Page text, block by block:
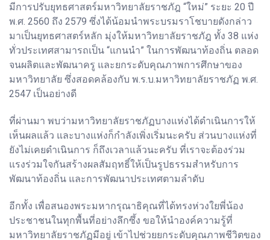
มีการปรับยุทธศาสตร์มหาวิทยาลัยราชภัฎ “ใหม่” ระยะ 20 ปี
พ.ศ. 2560 ถึง 2579 ซึ่งได้น้อมนำพระบรมราโชบายดังกล่าว
มาเป็นยุทธศาสตร์หลัก มุ่งให้มหาวิทยาลัยราชภัฎ ทั้ง 38 แห่ง
ทั่วประเทศสามารถเป็น “แกนนำ” ในการพัฒนาท้องถิ่น ตลอด
จนผลิตและพัฒนาครู และยกระดับคุณภาพการศึกษาของ
มหาวิทยาลัย ซึ่งสอดคล้องกับ พ.ร.บ.มหาวิทยาลัยราชภัฏ พ.ศ.
2547 เป็นอย่างดี
ที่ผ่านมา พบว่ามหาวิทยาลัยราชภัฏบางแห่งได้ดำเนินการให้
เห็นผลแล้ว และบางแห่งก็กำลังเพิ่งเริ่มนะครับ ส่วนบางแห่งที่
ยังไม่เคยดำเนินการ ก็ถึงเวลาแล้วนะครับ ที่เราจะต้องร่วม
แรงร่วมใจกันสร้างผลสัมฤทธิ์ให้เป็นรูปธรรมสำหรับการ
พัฒนาท้องถิ่น และการพัฒนาประเทศตามลำดับ
อีกทั้ง เพื่อสนองพระมหากรุณาธิคุณที่ได้ทรงห่วงใยพี่น้อง
ประชาชนในทุกพื้นที่อย่างลึกซึ้ง ขอให้นำองค์ความรู้ที่
มหาวิทยาลัยราชภัฏมีอยู่ เข้าไปช่วยยกระดับคุณภาพชีวิตของ